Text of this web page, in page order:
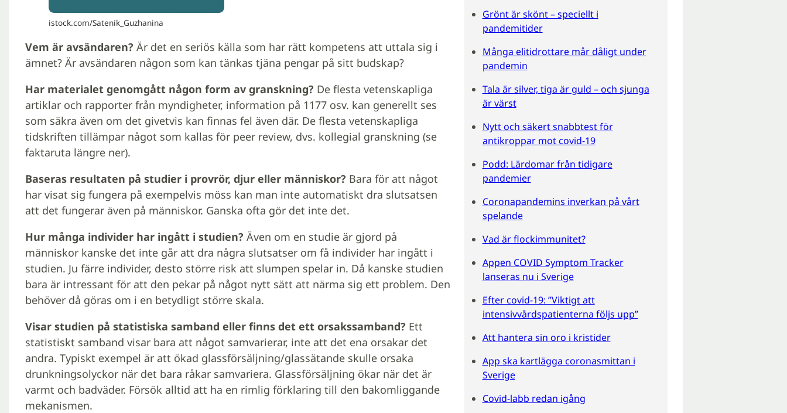
istock.com/Satenik_Guzhanina
Vem är avsändaren? Är det en seriös källa som har rätt kompetens att uttala sig i
ämnet? Är avsändaren någon som kan tänkas tjäna pengar på sitt budskap?
Har materialet genomgått någon form av granskning? De flesta vetenskapliga
artiklar och rapporter från myndigheter, information på 1177 osv. kan generellt ses
som säkra även om det givetvis kan finnas fel även där. De flesta vetenskapliga
tidskriften tillämpar något som kallas för peer review, dvs. kollegial granskning (se
faktaruta längre ner).
Baseras resultaten på studier i provrör, djur eller människor? Bara för att något
har visat sig fungera på exempelvis möss kan man inte automatiskt dra slutsatsen
att det fungerar även på människor. Ganska ofta gör det inte det.
Hur många individer har ingått i studien? Även om en studie är gjord på
människor kanske det inte går att dra några slutsatser om få individer har ingått i
studien. Ju färre individer, desto större risk att slumpen spelar in. Då kanske studien
bara är intressant för att den pekar på något nytt sätt att närma sig ett problem. Den
behöver då göras om i en betydligt större skala.
Visar studien på statistiska samband eller finns det ett orsakssamband? Ett
statistiskt samband visar bara att något samvarierar, inte att det ena orsakar det
andra. Typiskt exempel är att ökad glassförsäljning/glassätande skulle orsaka
drunkningsolyckor när det bara råkar samvariera. Glassförsäljning ökar när det är
varmt och badväder. Försök alltid att ha en rimlig förklaring till den bakomliggande
mekanismen.
Grönt är skönt – speciellt i
pandemitider
Många elitidrottare mår dåligt under
pandemin
Tala är silver, tiga är guld – och sjunga
är värst
Nytt och säkert snabbtest för
antikroppar mot covid-19
Podd: Lärdomar från tidigare
pandemier
Coronapandemins inverkan på vårt
spelande
Vad är flockimmunitet?
Appen COVID Symptom Tracker
lanseras nu i Sverige
Efter covid-19: ”Viktigt att
intensivvårdspatienterna följs upp”
Att hantera sin oro i kristider
App ska kartlägga coronasmittan i
Sverige
Covid-labb redan igång